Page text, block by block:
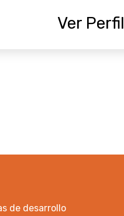
Ver Perfil
de desarrollo